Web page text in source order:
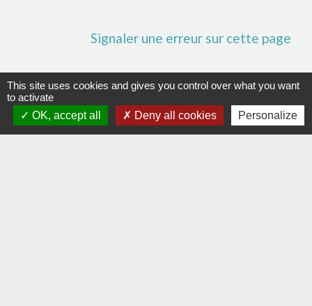
Signaler une erreur sur cette page
Contacts
This site uses cookies and gives you control over what you want
to activate
OK, accept all
Deny all cookies Personalize